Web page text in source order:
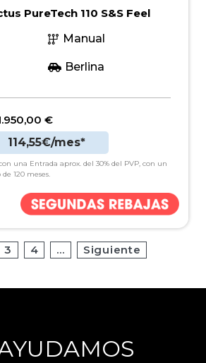
PureTech 110 S&S Feel
Manual
Berlina
€
114,55€/mes*
una Entrada aprox. del 30% del PVP, con un
120 meses.
3 4 … Siguiente